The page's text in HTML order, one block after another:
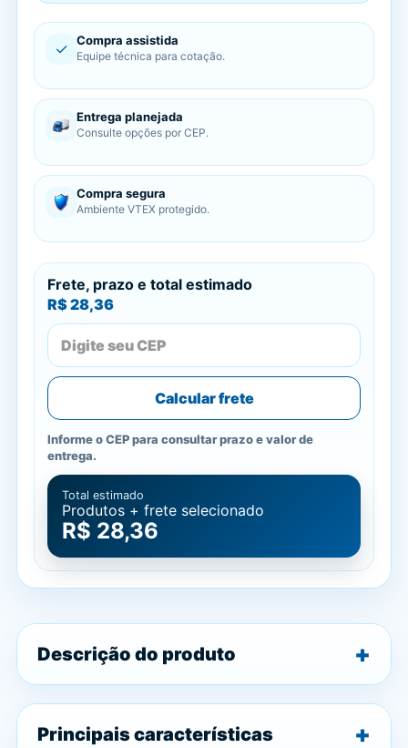
✓ Compra assistida
Equipe técnica para cotação.
Entrega planejada
Consulte opções por CEP.
Compra segura
Ambiente VTEX protegido.
Frete, prazo e total estimado
R$ 28,36
Calcular frete
Informe o CEP para consultar prazo e valor de
entrega.
Total estimado
Produtos + frete selecionado
R$ 28,36
Descrição do produto
Principais características